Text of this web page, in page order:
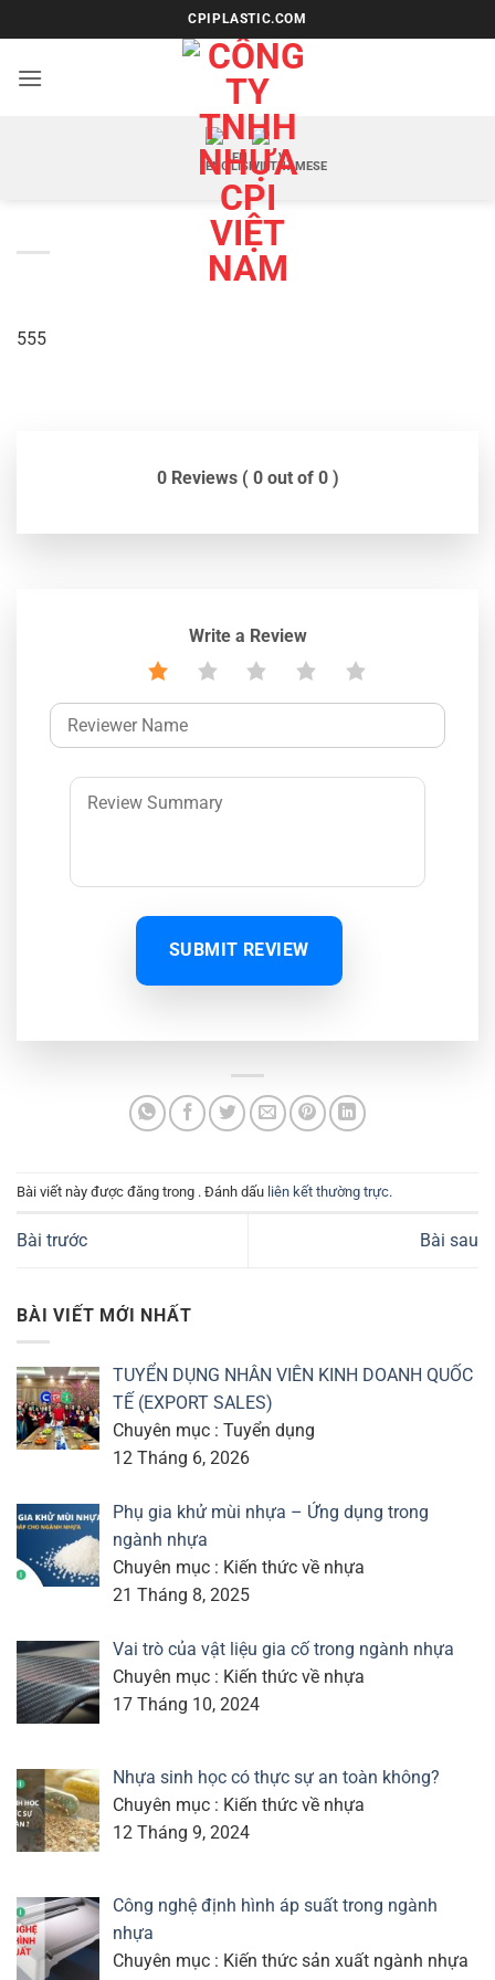
qua
nội
CPIPLASTIC.COM
EN VI
555
0 Reviews ( 0 out of 0 )
Write a Review
SUBMIT REVIEW
Bài viết này được đăng trong . Đánh dấu liên kết thường trực.
Bài trước Bài sau
BÀI VIẾT MỚI NHẤT
TUYỂN DỤNG NHÂN VIÊN KINH DOANH QUỐC
TẾ (EXPORT SALES)
Chuyên mục : Tuyển dụng
12 Tháng 6, 2026
Phụ gia khử mùi nhựa – Ứng dụng trong
ngành nhựa
Chuyên mục : Kiến thức về nhựa
21 Tháng 8, 2025
Vai trò của vật liệu gia cố trong ngành nhựa
Chuyên mục : Kiến thức về nhựa
17 Tháng 10, 2024
Nhựa sinh học có thực sự an toàn không?
Chuyên mục : Kiến thức về nhựa
12 Tháng 9, 2024
Công nghệ định hình áp suất trong ngành
nhựa
Chuyên mục : Kiến thức sản xuất ngành nhựa